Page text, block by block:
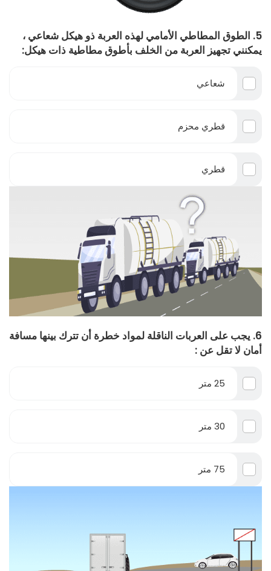
5. الطوق المطاطي الأمامي لهذه العربة ذو هيكل شعاعي ،
يمكنني تجهيز العربة من الخلف بأطوق مطاطية ذات هيكل:
شعاعي
قطري محزم
قطري
6. يجب على العربات الناقلة لمواد خطرة أن تترك بينها مسافة
أمان لا تقل عن :
25 متر
30 متر
75 متر